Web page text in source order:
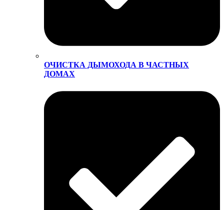
ОЧИСТКА ДЫМОХОДА В ЧАСТНЫХ
ДОМАХ